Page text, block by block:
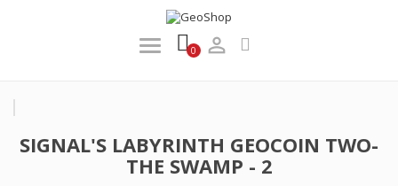
0 
SIGNAL'S LABYRINTH GEOCOIN TWO-
THE SWAMP - 2